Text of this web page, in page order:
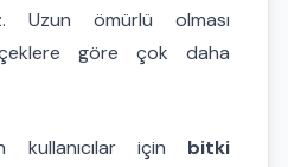
Uzun ömürlü olması
göre çok daha
kullanıcılar için bitki